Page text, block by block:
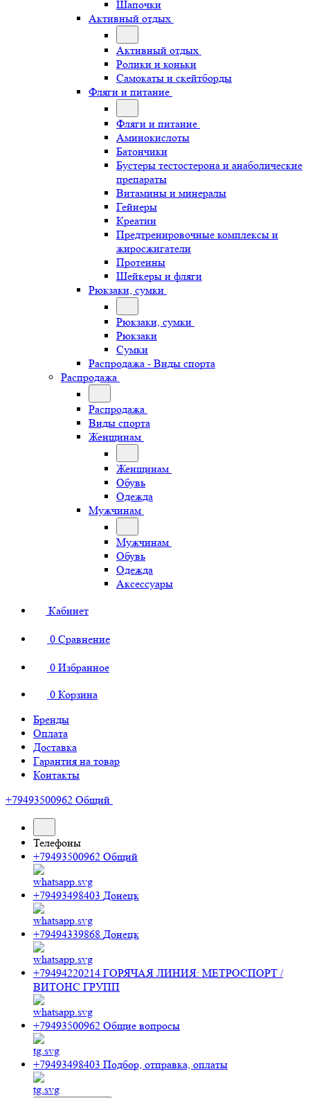
Шапочки
Активный отдых
Активный отдых
Ролики и коньки
Самокаты и скейтборды
Фляги и питание
Фляги и питание
Аминокислоты
Батончики
Бустеры тестостерона и анаболические
препараты
Витамины и минералы
Гейнеры
Креатин
Предтренировочные комплексы и
жиросжигатели
Протеины
Шейкеры и фляги
Рюкзаки, сумки
Рюкзаки, сумки
Рюкзаки
Сумки
Распродажа - Виды спорта
Распродажа
Распродажа
Виды спорта
Женщинам
Женщинам
Обувь
Одежда
Мужчинам
Мужчинам
Обувь
Одежда
Аксессуары
Кабинет
0 Сравнение
0 Избранное
0 Корзина
Бренды
Оплата
Доставка
Гарантия на товар
Контакты
+79493500962 Общий
Телефоны
+79493500962 Общий
+79493498403 Донецк
+79494339868 Донецк
+79494220214 ГОРЯЧАЯ ЛИНИЯ: МЕТРОСПОРТ /
ВИТОНС ГРУПП
+79493500962 Общие вопросы
+79493498403 Подбор, отправка, оплаты